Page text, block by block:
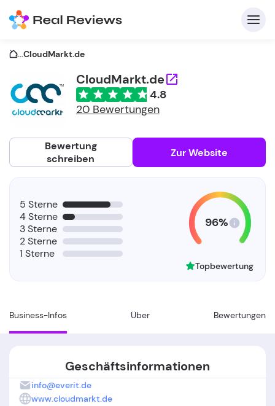
...CloudMarkt.de
CloudMarkt.de
4.8
20 Bewertungen
Bewertung
schreiben
Zur Website
Business-Infos Über Bewertungen
5 Sterne
4 Sterne
3 Sterne
2 Sterne
1 Sterne
96%
Topbewertung
Geschäftsinformationen
info@everit.de
www.cloudmarkt.de